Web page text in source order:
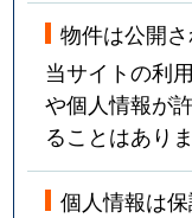
物件は公開
当サイトの利
や個人情報が
ることはありま
個人情報は